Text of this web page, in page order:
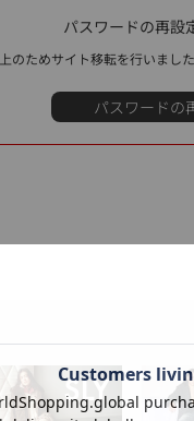
パスワードの再設
のためサイト移転を行いまし